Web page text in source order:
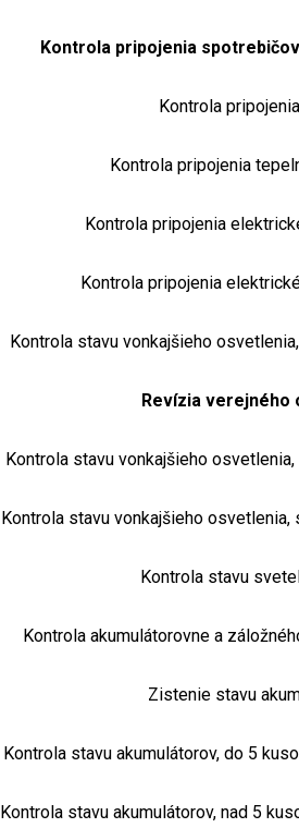
Kontrola pripojenia
Kontrola
Kontrola pripojenia
Kontrola pripojenia
Kontrola pripojenia
Kontrola stavu vonkajšieho
Revízia verejného
Kontrola stavu vonkajšieho
Kontrola stavu vonkajšieho osvetlenia,
Kontrola stavu
Kontrola akumulátorovne a
Zistenie stavu
Kontrola stavu akumulátorov, do 5
Kontrola stavu akumulátorov, nad 5